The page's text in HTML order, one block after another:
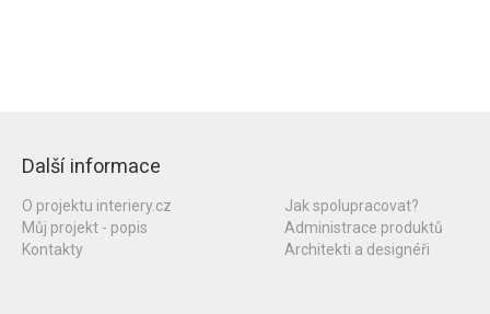
Další informace
O projektu interiery.cz
Můj projekt - popis
Kontakty
Jak spolupracovat?
Administrace produktů
Architekti a designéři